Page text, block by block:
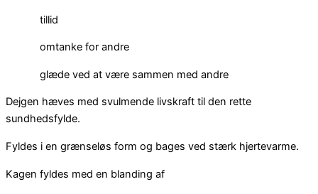
tillid
omtanke for andre
glæde ved at være sammen med andre
Dejgen hæves med svulmende livskraft til den rette
sundhedsfylde.
Fyldes i en grænseløs form og bages ved stærk hjertevarme.
Kagen fyldes med en blanding af